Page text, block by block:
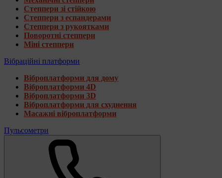
Степпери зі стійкою
Степпери з еспандерами
Степпери з рукоятками
Поворотні степпери
Міні степпери
Вібраційні платформи
Віброплатформи для дому
Віброплатформи 4D
Віброплатформи 3D
Віброплатформи для схуднення
Масажні віброплатформи
Пульсометри